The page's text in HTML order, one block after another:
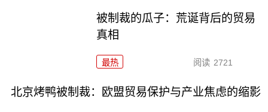
被制裁的瓜子：荒诞背后的贸易
真相
最热 阅读 2721
北京烤鸭被制裁：欧盟贸易保护与产业焦虑的缩影